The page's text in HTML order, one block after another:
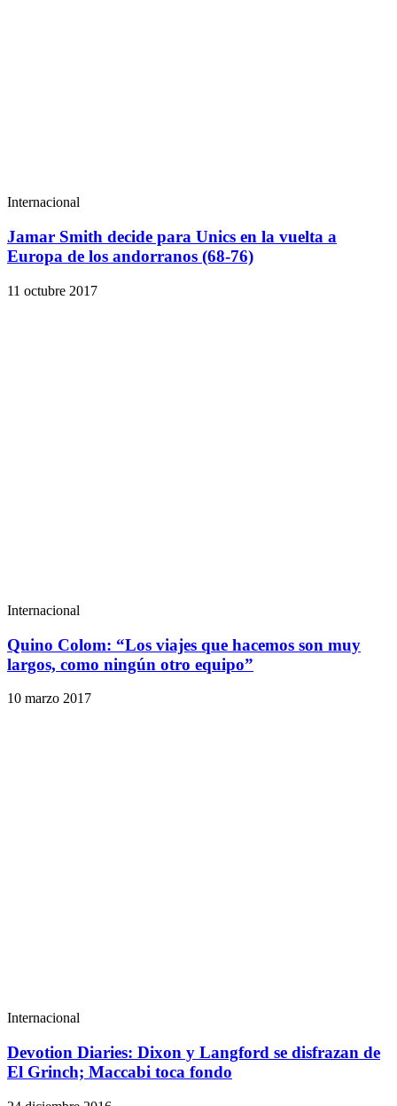
Internacional
Jamar Smith decide para Unics en la vuelta a
Europa de los andorranos (68-76)
11 octubre 2017
Internacional
Quino Colom: “Los viajes que hacemos son muy
largos, como ningún otro equipo”
10 marzo 2017
Internacional
Devotion Diaries: Dixon y Langford se disfrazan de
El Grinch; Maccabi toca fondo